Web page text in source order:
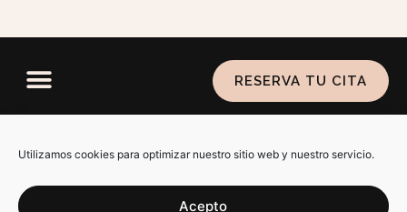
Utilizamos cookies para optimizar nuestro sitio web y nuestro servicio.
Acepto
RESERVA TU CITA
cookies